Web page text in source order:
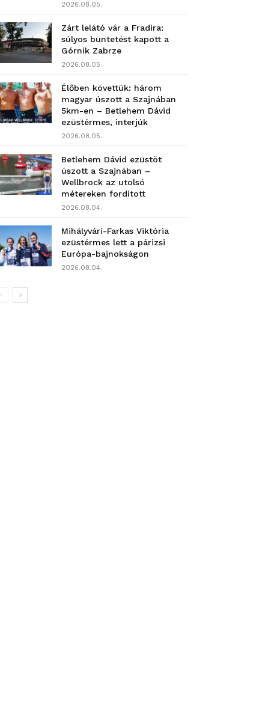
2026.08.05.
Zárt lelátó vár a Fradira:
súlyos büntetést kapott a
Górnik Zabrze
2026.08.05.
Élőben követtük: három
magyar úszott a Szajnában
5km-en – Betlehem Dávid
ezüstérmes, interjúk
2026.08.05.
Betlehem Dávid ezüstöt
úszott a Szajnában –
Wellbrock az utolsó
métereken fordított
2026.08.04.
Mihályvári-Farkas Viktória
ezüstérmes lett a párizsi
Európa-bajnokságon
2026.08.04.